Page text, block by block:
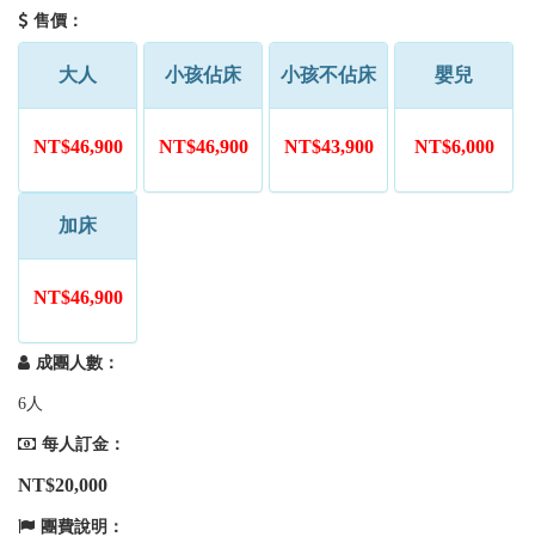
售價：
大人
NT$46,900
小孩佔床
NT$46,900
小孩不佔床
NT$43,900
嬰兒
NT$6,000
加床
NT$46,900
成團人數：
6人
每人訂金：
NT$20,000
團費說明：